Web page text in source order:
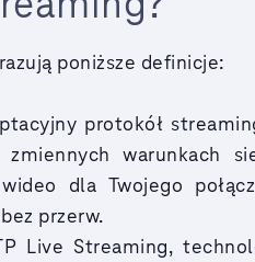
poniższe definicje:
protokół
warunkach
dla Twojego
przerw.
Live Streaming,